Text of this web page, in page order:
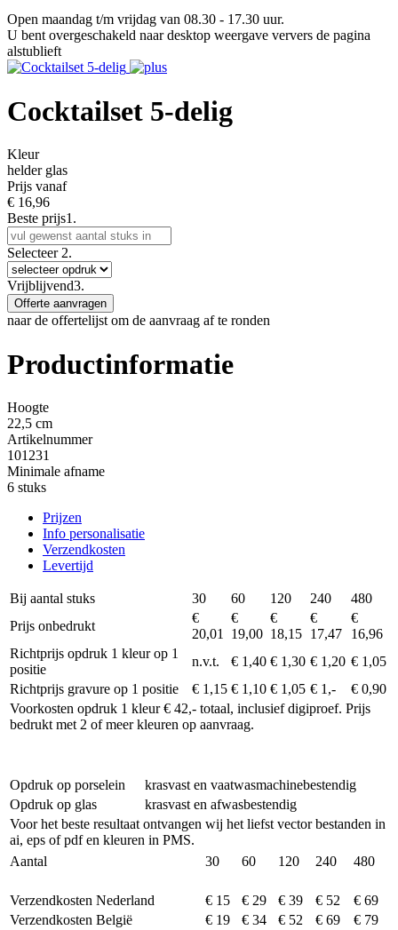
Open maandag t/m vrijdag van 08.30 - 17.30 uur.
U bent overgeschakeld naar desktop weergave ververs de pagina
alstublieft
Cocktailset 5-delig
Kleur
helder glas
Prijs vanaf
€ 16,96
Beste prijs1.
Selecteer 2.
Vrijblijvend3.
Offerte aanvragen
naar de offertelijst om de aanvraag af te ronden
Productinformatie
Hoogte
22,5 cm
Artikelnummer
101231
Minimale afname
6 stuks
Prijzen
Info personalisatie
Verzendkosten
Levertijd
Bij aantal stuks 30 60 120 240
480
Prijs onbedrukt
€
20,01
€
19,00
€
18,15
€
17,47
€
16,96
Richtprijs opdruk 1 kleur op 1
positie
n.v.t. € 1,40 € 1,30 € 1,20 € 1,05
Richtprijs gravure op 1 positie
€ 1,15 € 1,10 € 1,05 € 1,-
€ 0,90
Voorkosten opdruk 1 kleur € 42,- totaal, inclusief digiproef. Prijs
bedrukt met 2 of meer kleuren op aanvraag.
Opdruk op porselein
krasvast en vaatwasmachinebestendig
Opdruk op glas
krasvast en afwasbestendig
Voor het beste resultaat ontvangen wij het liefst vector bestanden in
ai, eps of pdf en kleuren in PMS.
Aantal
30 60 120 240 480
Verzendkosten Nederland € 15 € 29 € 39 € 52
€ 69
Verzendkosten België
€ 19 € 34 € 52 € 69
€ 79